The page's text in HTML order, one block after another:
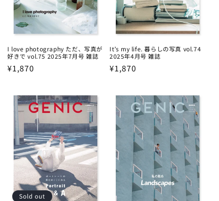
I love photography ただ、写真が
好きで vol.75 2025年7月号 雑誌
Regular
¥1,870
It’s my life. 暮らしの写真 vol.74
2025年4月号 雑誌
Regular
¥1,870
Sold out